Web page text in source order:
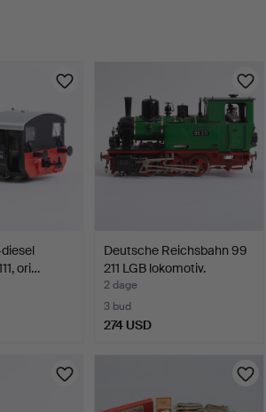
ori…
Deutsche Reichsbahn 99
211 LGB lokomotiv.
2 dage
3 bud
274 USD